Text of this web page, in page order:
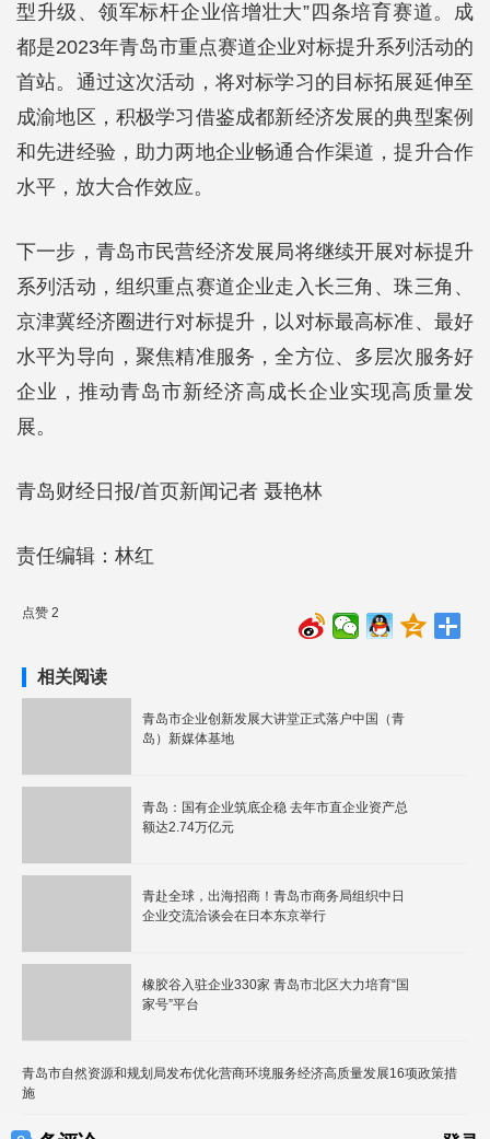
型升级、领军标杆企业倍增壮大”四条培育赛道。成
都是2023年青岛市重点赛道企业对标提升系列活动的
首站。通过这次活动，将对标学习的目标拓展延伸至
成渝地区，积极学习借鉴成都新经济发展的典型案例
和先进经验，助力两地企业畅通合作渠道，提升合作
水平，放大合作效应。
下一步，青岛市民营经济发展局将继续开展对标提升
系列活动，组织重点赛道企业走入长三角、珠三角、
京津冀经济圈进行对标提升，以对标最高标准、最好
水平为导向，聚焦精准服务，全方位、多层次服务好
企业，推动青岛市新经济高成长企业实现高质量发
展。
青岛财经日报/首页新闻记者 聂艳林
责任编辑：林红
点赞 2
相关阅读
青岛市企业创新发展大讲堂正式落户中国（青
岛）新媒体基地
青岛：国有企业筑底企稳 去年市直企业资产总
额达2.74万亿元
青赴全球，出海招商！青岛市商务局组织中日
企业交流洽谈会在日本东京举行
橡胶谷入驻企业330家 青岛市北区大力培育“国
家号”平台
青岛市自然资源和规划局发布优化营商环境服务经济高质量发展16项政策措
施